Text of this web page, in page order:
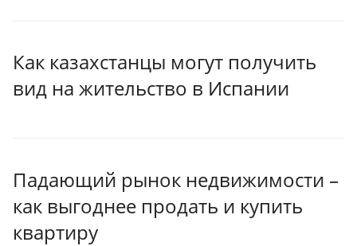
Как казахстанцы могут получить
вид на жительство в Испании
Падающий рынок недвижимости –
как выгоднее продать и купить
квартиру